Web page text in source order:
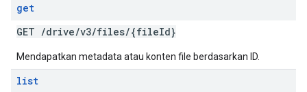
get
GET /drive/v3/files/{fileId}
Mendapatkan metadata atau konten file berdasarkan ID.
list